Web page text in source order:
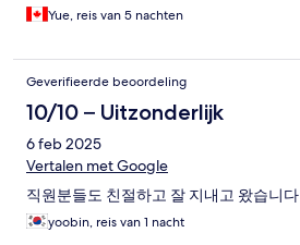
Yue, reis van 5 nachten
Geverifieerde beoordeling
10/10 – Uitzonderlijk
6 feb 2025
Vertalen met Google
직원분들도 친절하고 잘 지내고 왔습니다
yoobin, reis van 1 nacht